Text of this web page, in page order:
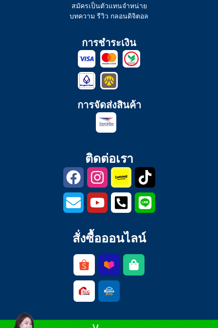
สมัครเป็นตัวแทนจำหน่าย
บทความ รีวิว กลอนดิจิตอล
การชำระเงิน
การจัดส่งสินค้า
ติดต่อเรา
สั่งซื้อออนไลน์